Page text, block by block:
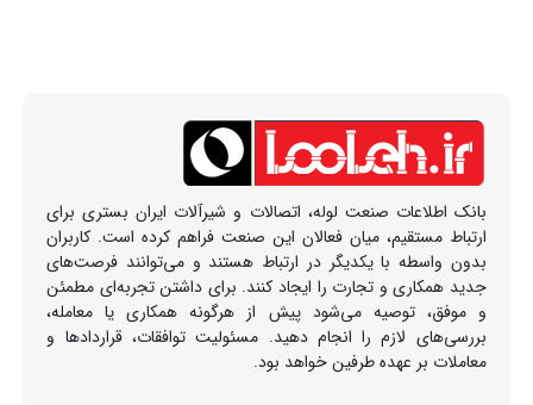
بانک اطلاعات صنعت لوله، اتصالات و شیرآلات ایران بستری برای
ارتباط مستقیم، میان فعالان این صنعت فراهم کرده است. کاربران
بدون واسطه با یکدیگر در ارتباط هستند و می‌توانند فرصت‌های
جدید همکاری و تجارت را ایجاد کنند. برای داشتن تجربه‌ای مطمئن
و موفق، توصیه می‌شود پیش از هرگونه همکاری یا معامله،
بررسی‌های لازم را انجام دهید. مسئولیت توافقات، قراردادها و
معاملات بر عهده طرفین خواهد بود.